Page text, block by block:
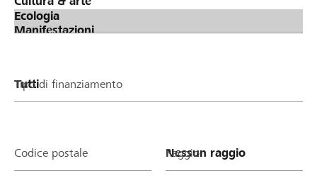
oder deinen Verein/deine Stiftung zu stimmen.
Phase 3: Verteilung Lokalbonus (Spendentopf von
ein Verein/eine Stiftung gesammelt hat, desto
startest oder ein Organisationsprofil auf
Tipo di finanziamento
Codice postale Raggio